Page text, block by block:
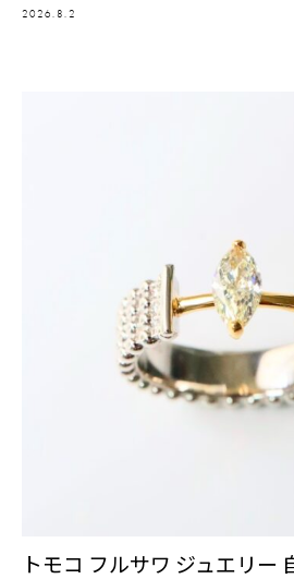
2026.8.2
トモコ フルサワ ジュエリー